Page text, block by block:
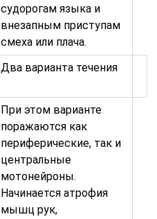
судорогам языка и
внезапным приступам
смеха или плача.
Два варианта течения
При этом варианте
поражаются как
периферические, так и
центральные
мотонейроны.
Начинается атрофия
мышц рук,